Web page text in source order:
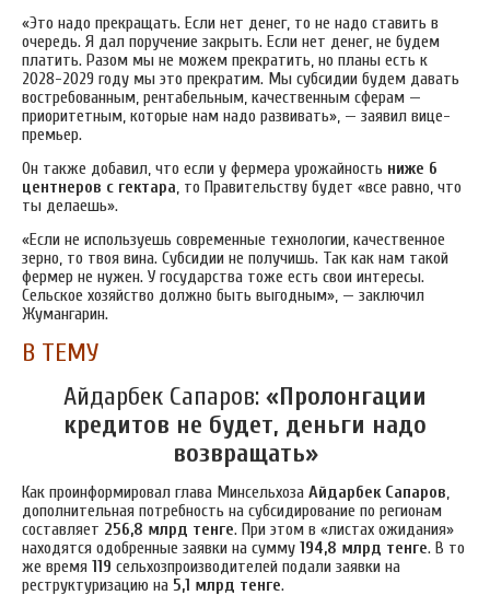
«Это надо прекращать. Если нет денег, то не надо ставить в
очередь. Я дал поручение закрыть. Если нет денег, не будем
платить. Разом мы не можем прекратить, но планы есть к
2028-2029 году мы это прекратим. Мы субсидии будем давать
востребованным, рентабельным, качественным сферам —
приоритетным, которые нам надо развивать», — заявил вице-
премьер.
Он также добавил, что если у фермера урожайность ниже 6
центнеров с гектара, то Правительству будет «все равно, что
ты делаешь».
«Если не используешь современные технологии, качественное
зерно, то твоя вина. Субсидии не получишь. Так как нам такой
фермер не нужен. У государства тоже есть свои интересы.
Сельское хозяйство должно быть выгодным», — заключил
Жумангарин.
В ТЕМУ
Айдарбек Сапаров: «Пролонгации
кредитов не будет, деньги надо
возвращать»
Как проинформировал глава Минсельхоза Айдарбек Сапаров,
дополнительная потребность на субсидирование по регионам
составляет 256,8 млрд тенге. При этом в «листах ожидания»
находятся одобренные заявки на сумму 194,8 млрд тенге. В то
же время 119 сельхозпроизводителей подали заявки на
реструктуризацию на 5,1 млрд тенге.